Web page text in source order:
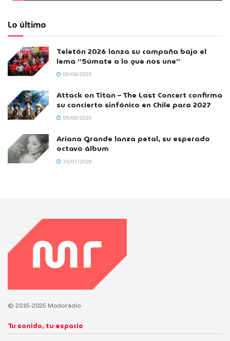
Lo último
Teletón 2026 lanza su campaña bajo el
lema “Súmate a lo que nos une”
06/08/2026
Attack on Titan – The Last Concert confirma
su concierto sinfónico en Chile para 2027
05/08/2026
Ariana Grande lanza petal, su esperado
octavo álbum
31/07/2026
© 2015-2025 Modoradio
Tu sonido, tu espacio